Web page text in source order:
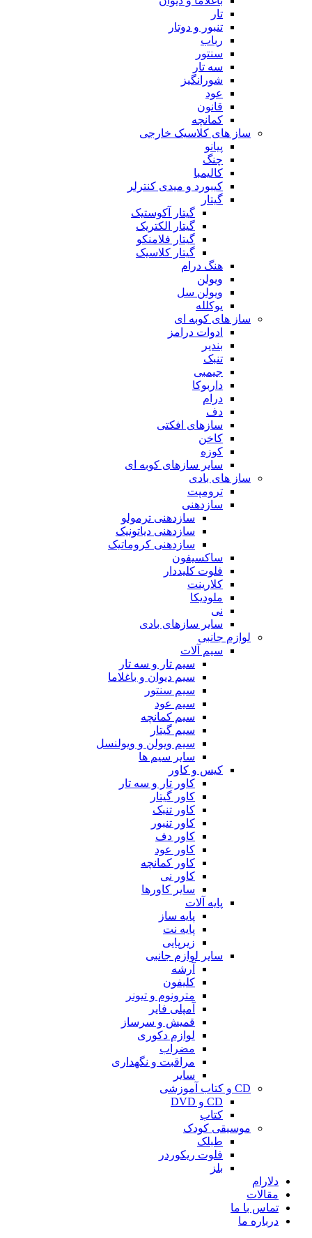
تار
تنبور و دوتار
رباب
سنتور
سه تار
شورانگیز
عود
قانون
کمانچه
ساز های کلاسیک خارجی
پیانو
چنگ
کالیمبا
کیبورد و میدی کنترلر
گیتار
گیتار آکوستیک
گیتار الکتریک
گیتار فلامنکو
گیتار کلاسیک
هنگ درام
ویولن
ویولن سل
یوکلله
ساز های کوبه ای
ادوات درامز
بندیر
تنبک
جیمبی
داربوکا
درام
دف
سازهای افکتی
کاخن
کوزه
سایر سازهای کوبه ای
ساز های بادی
ترومپت
سازدهنی
سازدهنی ترمولو
سازدهنی دیاتونیک
سازدهنی کروماتیک
ساکسیفون
فلوت کلیددار
کلارینت
ملودیکا
نی
سایر سازهای بادی
لوازم جانبی
سیم آلات
سیم تار و سه تار
سیم دیوان و باغلاما
سیم سنتور
سیم عود
سیم کمانچه
سیم گیتار
سیم ویولن و ویولنسل
سایر سیم ها
کیس و کاور
کاور تار و سه تار
کاور گیتار
کاور تنبک
کاور تنبور
کاور دف
کاور عود
کاور کمانچه
کاور نی
سایر کاورها
پایه آلات
پایه ساز
پایه نت
زیرپایی
سایر لوازم جانبی
آرشه
کلیفون
مترونوم و تیونر
آمپلی فایر
قمیش و سرساز
لوازم دکوری
مضراب
مراقبت و نگهداری
سایر
CD و کتاب آموزشی
CD و DVD
کتاب
موسیقی کودک
طبلک
فلوت ریکوردر
بلز
دلارام
مقالات
تماس با ما
درباره ما